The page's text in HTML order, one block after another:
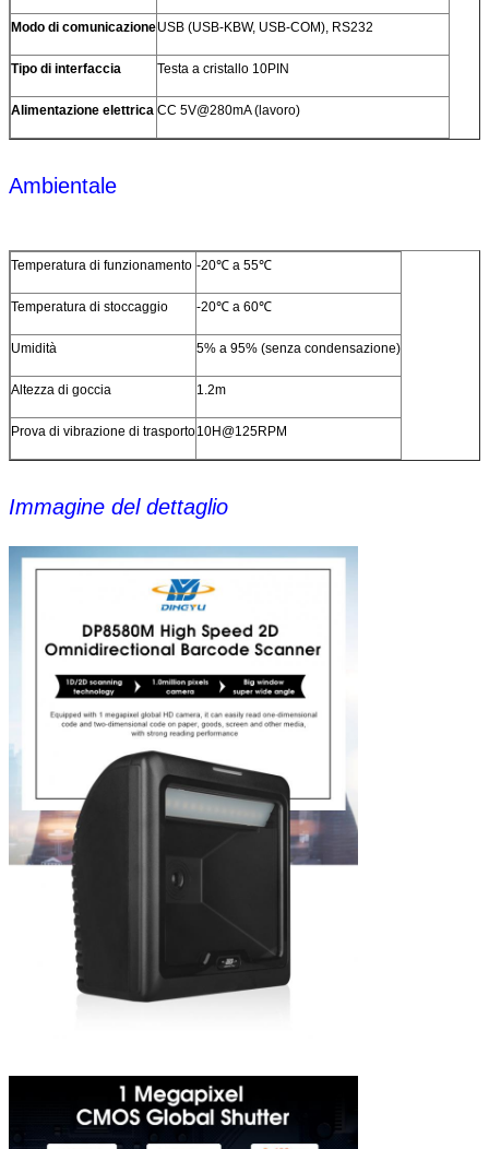
Modo di comunicazioneUSB (USB-KBW, USB-COM), RS232
Tipo di interfaccia Testa a cristallo 10PIN
Alimentazione elettrica CC 5V@280mA (lavoro)
Ambientale
Temperatura di funzionamento -20℃ a 55℃
Temperatura di stoccaggio -20℃ a 60℃
Umidità 5% a 95% (senza condensazione)
Altezza di goccia 1.2m
Prova di vibrazione di trasporto10H@125RPM
Immagine del dettaglio